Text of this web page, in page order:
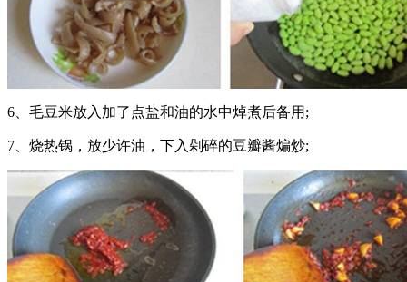
6、毛豆米放入加了点盐和油的水中焯煮后备用;
7、烧热锅，放少许油，下入剁碎的豆瓣酱煸炒;